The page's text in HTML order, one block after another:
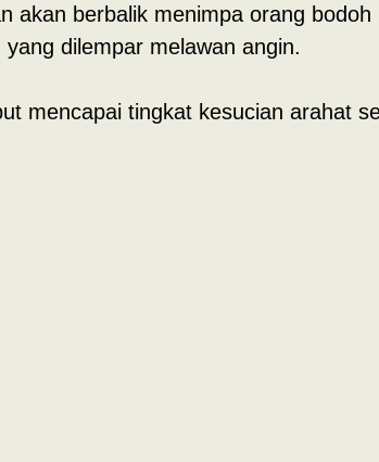
akan berbalik menimpa orang bodoh
yang dilempar melawan angin.
mencapai tingkat kesucian arahat